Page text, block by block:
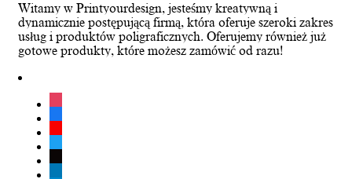
Witamy w Printyourdesign, jesteśmy kreatywną i
dynamicznie postępującą firmą, która oferuje szeroki zakres
usług i produktów poligraficznych. Oferujemy również już
gotowe produkty, które możesz zamówić od razu!
instagram
facebook
youtube
twitter
tiktok